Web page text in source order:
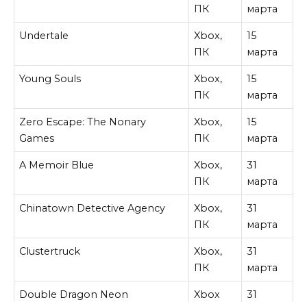
ПК
марта
Undertale
Xbox,
ПК
15
марта
Young Souls
Xbox,
ПК
15
марта
Zero Escape: The Nonary
Games
Xbox,
ПК
15
марта
A Memoir Blue
Xbox,
ПК
31
марта
Chinatown Detective Agency
Xbox,
ПК
31
марта
Clustertruck
Xbox,
ПК
31
марта
Double Dragon Neon Xbox
31